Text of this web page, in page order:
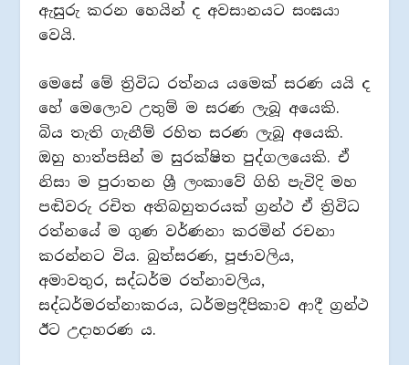
ඇසුරු කරන හෙයින් ද අවසානයට සංඝයා
වෙයි.
මෙසේ මේ ත්‍රිවිධ රත්නය යමෙක් සරණ යයි ද
හේ මෙලොව උතුම් ම සරණ ලැබූ අයෙකි.
බිය තැති ගැනීම් රහිත සරණ ලැබූ අයෙකි.
ඔහු හාත්පසින් ම සුරක්ෂිත පුද්ගලයෙකි. ඒ
නිසා ම පුරාතන ශ්‍රී ලංකාවේ ගිහි පැවිදි මහ
පඬිවරු රචිත අතිබහුතරයක් ග්‍රන්ථ ඒ ත්‍රිවිධ
රත්නයේ ම ගුණ වර්ණනා කරමින් රචනා
කරන්නට විය. බුත්සරණ, පූජාවලිය,
අමාවතුර, සද්ධර්ම රත්නාවලිය,
සද්ධර්මරත්නාකරය, ධර්මප්‍රදීපිකාව ආදී ග්‍රන්ථ
ඊට උදාහරණ ය.